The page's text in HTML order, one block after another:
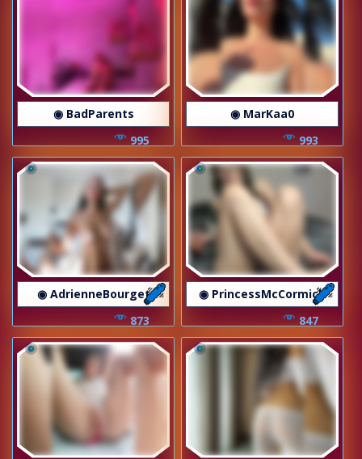
◉ BadParents
995
◉ MarKaa0
993
◉ AdrienneBourget
873
◉ PrincessMcCormick
847